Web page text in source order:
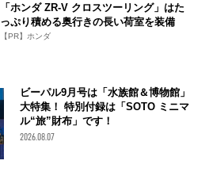
「ホンダ ZR-V クロスツーリング」はた
っぷり積める奥行きの長い荷室を装備
【PR】ホンダ
ビーパル9月号は「水族館＆博物館」
大特集！ 特別付録は「SOTO ミニマ
ル“旅”財布」です！
2026.08.07